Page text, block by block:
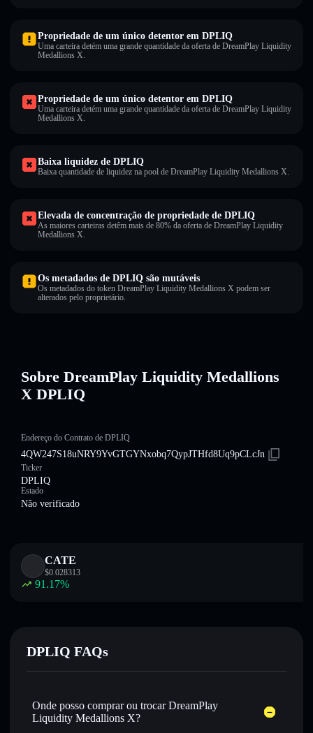
Propriedade de um único detentor em DPLIQ
Uma carteira detém uma grande quantidade da oferta de DreamPlay Liquidity
Medallions X.
Propriedade de um único detentor em DPLIQ
Uma carteira detém uma grande quantidade da oferta de DreamPlay Liquidity
Medallions X.
Baixa liquidez de DPLIQ
Baixa quantidade de liquidez na pool de DreamPlay Liquidity Medallions X.
Elevada de concentração de propriedade de DPLIQ
As maiores carteiras detêm mais de 80% da oferta de DreamPlay Liquidity
Medallions X.
Os metadados de DPLIQ são mutáveis
Os metadados do token DreamPlay Liquidity Medallions X podem ser
alterados pelo proprietário.
Sobre DreamPlay Liquidity Medallions
X DPLIQ
Endereço do Contrato de DPLIQ
4QW247S18uNRY9YvGTGYNxobq7QypJTHfd8Uq9pCLcJn
Ticker
DPLIQ
Estado
Não verificado
CATE
$0.028313
91.17%
DPLIQ FAQs
Onde posso comprar ou trocar DreamPlay
Liquidity Medallions X?